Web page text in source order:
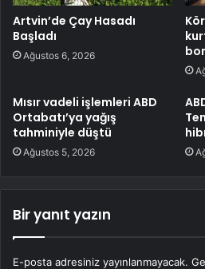
Artvin’de Çay Hasadı
Başladı
Ağustos 6, 2026
Mısır vadeli işlemleri ABD
Ortabatı’ya yağış
tahminiyle düştü
Ağustos 5, 2026
Bir yanıt yazın
E-posta adresiniz yayınlanmayacak.